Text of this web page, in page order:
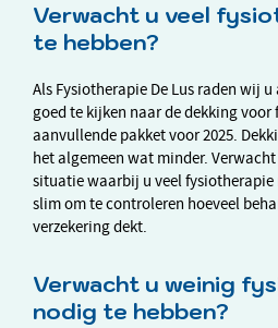
Verwacht u veel
te hebben?
Als Fysiotherapie De Lus raden wij
goed te kijken naar de dekking
aanvullende pakket voor 2025.
het algemeen wat minder.
situatie waarbij u veel fysiotherapie
slim om te controleren hoeveel
verzekering dekt.
Verwacht u weinig
nodig te hebben?